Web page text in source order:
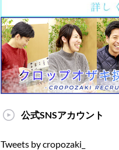
公式SNSアカウント
Tweets by cropozaki_